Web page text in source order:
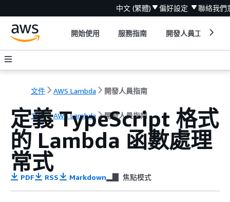
中文 (繁體) 偏好設定 聯絡我們
開始使用 服務指南 開發人員工具
文件 AWS Lambda 開發人員指南
文件 AWS Lambda 開發人員指南
定義 TypeScript 格式
的 Lambda 函數處理
常式
PDF RSS Markdown 焦點模式